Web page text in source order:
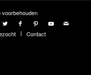
voorbehouden
Contact